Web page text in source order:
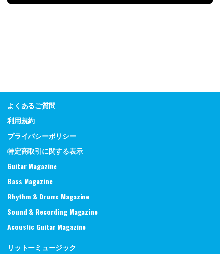
よくあるご質問
利用規約
プライバシーポリシー
特定商取引に関する表示
Guitar Magazine
Bass Magazine
Rhythm & Drums Magazine
Sound & Recording Magazine
Acoustic Guitar Magazine
リットーミュージック